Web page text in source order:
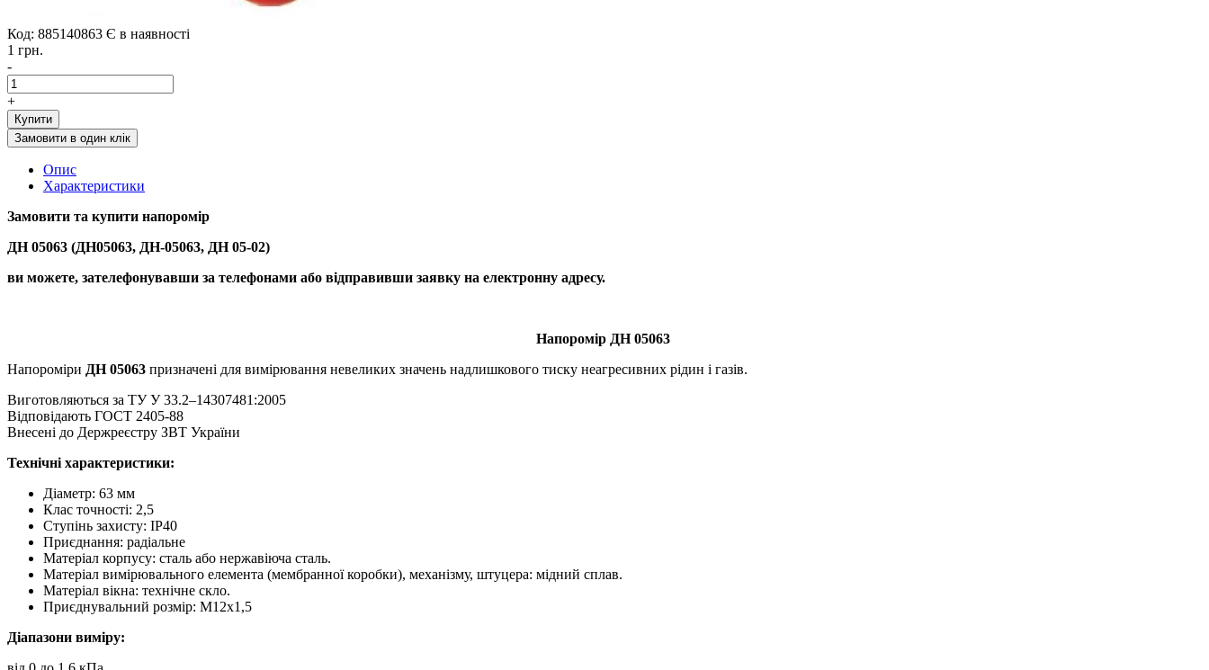
Код: 885140863 Є в наявності
1 грн.
-
+
Купити
Замовити в один клік
Опис
Характеристики
Замовити та купити напоромір
ДН 05063 (ДН05063, ДН-05063, ДН 05-02)
ви можете, зателефонувавши за телефонами або відправивши заявку на електронну адресу.
Напоромір ДН 05063
Напороміри ДН 05063 призначені для вимірювання невеликих значень надлишкового тиску неагресивних рідин і газів.
Виготовляються за ТУ У 33.2–14307481:2005
Відповідають ГОСТ 2405-88
Внесені до Держреєстру ЗВТ України
Технічні характеристики:
Діаметр: 63 мм
Клас точності: 2,5
Ступінь захисту: ІР40
Приєднання: радіальне
Матеріал корпусу: сталь або нержавіюча сталь.
Матеріал вимірювального елемента (мембранної коробки), механізму, штуцера: мідний сплав.
Матеріал вікна: технічне скло.
Приєднувальний розмір: М12х1,5
Діапазони виміру: